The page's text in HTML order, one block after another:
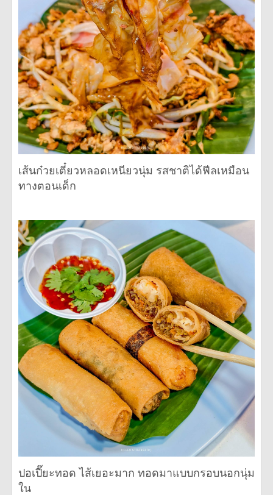
เส้นก๋วยเตี๋ยวหลอดเหนียวนุ่ม รสชาติได้ฟีลเหมือน
ทางตอนเด็ก
ปอเปี๊ยะทอด ไส้เยอะมาก ทอดมาแบบกรอบนอกนุ่ม
ใน